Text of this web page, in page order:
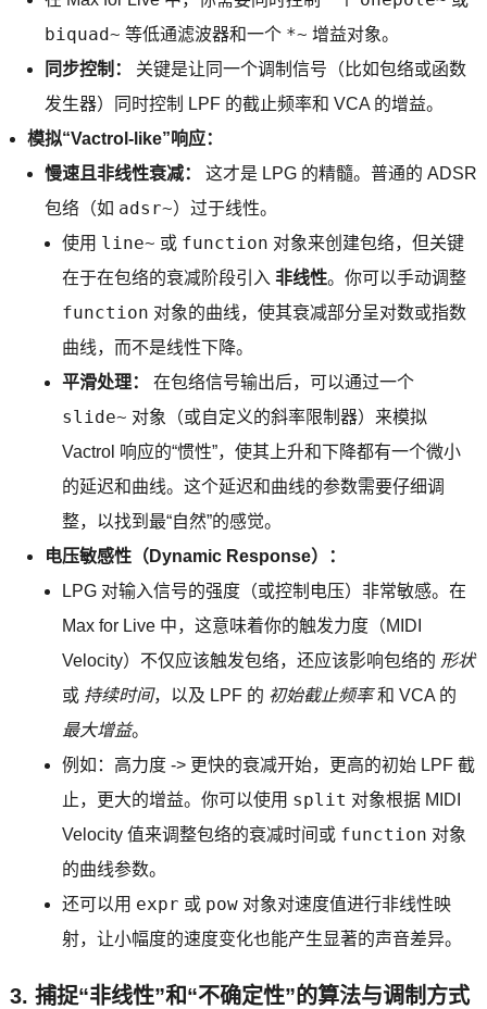
biquad~ 等低通滤波器和一个 *~ 增益对象。
同步控制：
关键是让同一个调制信号（比如包络或函数
发生器）同时控制 LPF 的截止频率和 VCA 的增益。
模拟“Vactrol-like”响应：
慢速且非线性衰减：
这才是 LPG 的精髓。普通的 ADSR
包络（如 adsr~）过于线性。
使用 line~ 或 function 对象来创建包络，但关键
在于在包络的衰减阶段引入 非线性。你可以手动调整
function 对象的曲线，使其衰减部分呈对数或指数
曲线，而不是线性下降。
平滑处理：
在包络信号输出后，可以通过一个
slide~ 对象（或自定义的斜率限制器）来模拟
Vactrol 响应的“惯性”，使其上升和下降都有一个微小
的延迟和曲线。这个延迟和曲线的参数需要仔细调
整，以找到最“自然”的感觉。
电压敏感性（Dynamic Response）：
LPG 对输入信号的强度（或控制电压）非常敏感。在
Max for Live 中，这意味着你的触发力度（MIDI
Velocity）不仅应该触发包络，还应该影响包络的 形状
或 持续时间，以及 LPF 的 初始截止频率和 VCA 的
最大增益。
例如：高力度 -> 更快的衰减开始，更高的初始 LPF 截
止，更大的增益。你可以使用 split 对象根据 MIDI
Velocity 值来调整包络的衰减时间或 function 对象
的曲线参数。
还可以用 expr 或 pow对象对速度值进行非线性映
射，让小幅度的速度变化也能产生显著的声音差异。
3. 捕捉“非线性”和“不确定性”的算法与调制方式